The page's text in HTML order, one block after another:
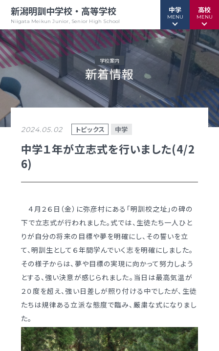
新潟明訓中学校・高等学校
Niigata Meikun Junior, Senior High School
中学
MENU
行事予定 緊急情報
教育方針
明訓の学び GSC
学校案内
（デジタルパンフ）
入試情報
募集要項・
入学検査実施状況
オープンスクール等
高校
MENU
行事予定 緊急情報
教育方針
学校案内
明訓の学び GSC
入学案内
インターネット出願
募集要項
入学検査実施状況
諸経費
学校案内
新着情報
2024.05.02 トピックス 中学
中学１年が立志式を行いました(4/2
6)
４月２６日（金）に弥彦村にある「明訓校之址」の碑の
下で立志式が行われました。式では、生徒たち一人ひと
りが自分の将来の目標や夢を明確にし、その誓いを立
て、明訓生として６年間学んでいく志を明確にしました。
その様子からは、夢や目標の実現に向かって努力しよう
とする、強い決意が感じられました。当日は最高気温が
２０度を超え、強い日差しが照り付ける中でしたが、生徒
たちは規律ある立派な態度で臨み、厳粛な式になりまし
た。